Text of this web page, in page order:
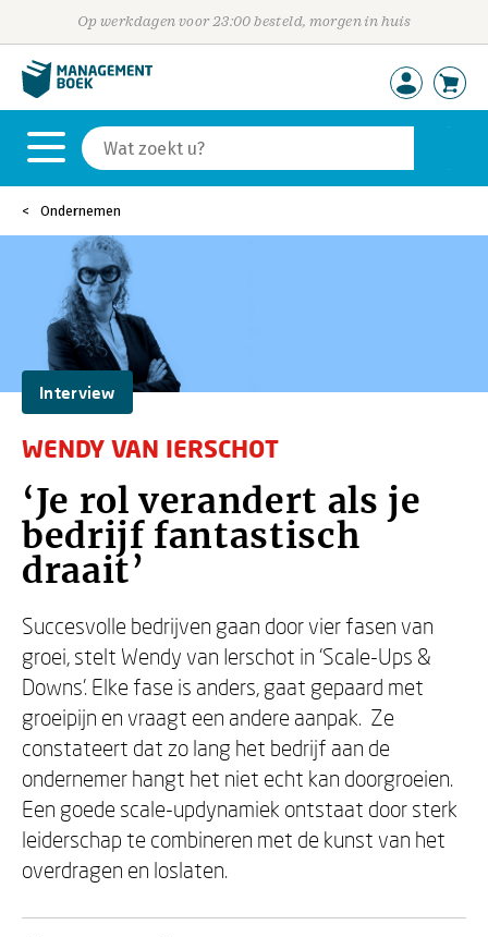
Op werkdagen voor 23:00 besteld, morgen in huis
Ondernemen
Interview
WENDY VAN IERSCHOT
‘Je rol verandert als je
bedrijf fantastisch
draait’
Succesvolle bedrijven gaan door vier fasen van
groei, stelt Wendy van Ierschot in ‘Scale-Ups &
Downs’. Elke fase is anders, gaat gepaard met
groeipijn en vraagt een andere aanpak. Ze
constateert dat zo lang het bedrijf aan de
ondernemer hangt het niet echt kan doorgroeien.
Een goede scale-updynamiek ontstaat door sterk
leiderschap te combineren met de kunst van het
overdragen en loslaten.